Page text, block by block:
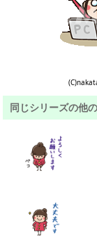
同じシリーズの他